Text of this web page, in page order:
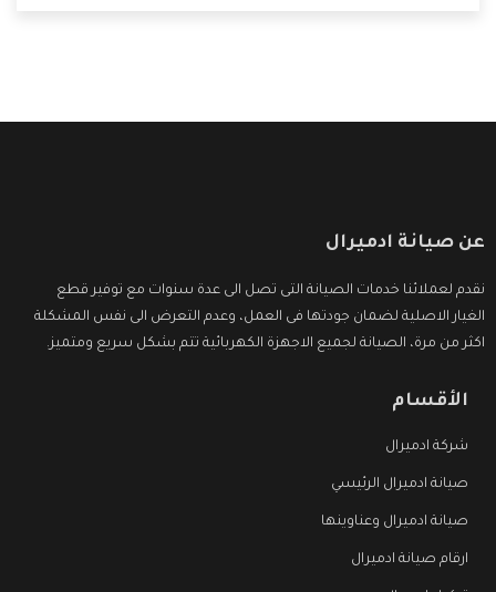
عن صيانة ادميرال
نقدم لعملائنا خدمات الصيانة التى تصل الى عدة سنوات مع توفير قطع
الغيار الاصلية لضمان جودتها فى العمل، وعدم التعرض الى نفس المشكلة
اكثر من مرة، الصيانة لجميع الاجهزة الكهربائية تتم بشكل سريع ومتميز.
الأقسام
شركة ادميرال
صيانة ادميرال الرئيسي
صيانة ادميرال وعناوينها
ارقام صيانة ادميرال